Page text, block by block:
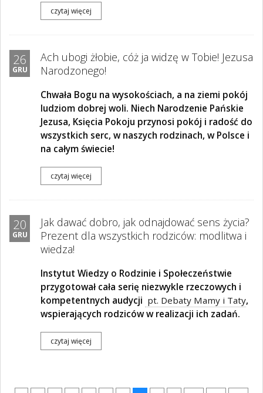
czytaj więcej
26
GRU
Ach ubogi żłobie, cóż ja widzę w Tobie! Jezusa
Narodzonego!
Chwała Bogu na wysokościach, a na ziemi pokój
ludziom dobrej woli. Niech Narodzenie Pańskie
Jezusa, Księcia Pokoju przynosi pokój i radość do
wszystkich serc, w naszych rodzinach, w Polsce i
na całym świecie!
czytaj więcej
20
GRU
Jak dawać dobro, jak odnajdować sens życia?
Prezent dla wszystkich rodziców: modlitwa i
wiedza!
Instytut Wiedzy o Rodzinie i Społeczeństwie
przygotował cała serię niezwykle rzeczowych i
kompetentnych audycji pt. Debaty Mamy i Taty,
wspierających rodziców w realizacji ich zadań.
czytaj więcej